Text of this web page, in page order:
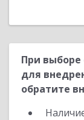
При
для
обратите